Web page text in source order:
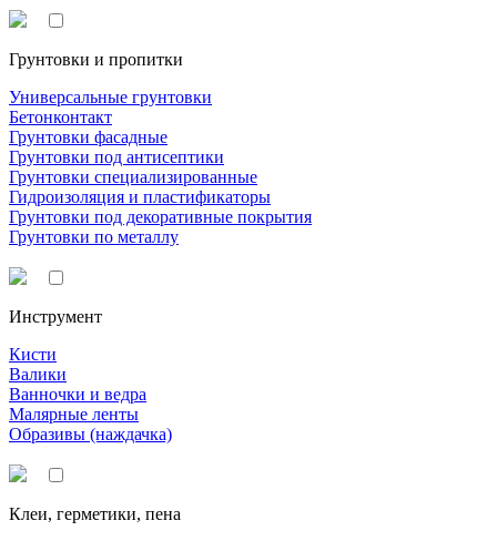
Грунтовки и пропитки
Универсальные грунтовки
Бетонконтакт
Грунтовки фасадные
Грунтовки под антисептики
Грунтовки специализированные
Гидроизоляция и пластификаторы
Грунтовки под декоративные покрытия
Грунтовки по металлу
Инструмент
Кисти
Валики
Ванночки и ведра
Малярные ленты
Образивы (наждачка)
Клеи, герметики, пена